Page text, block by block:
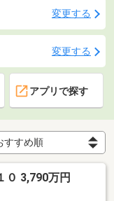
変更する
変更する
アプリで探す
０ 3,790万円